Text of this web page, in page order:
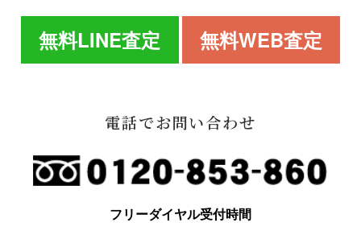
無料LINE査定 無料WEB査定
電話でお問い合わせ
フリーダイヤル受付時間